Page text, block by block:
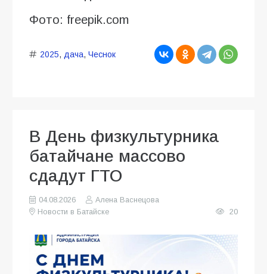
Фото: freepik.com
2025, дача, Чеснок
В День физкультурника
батайчане массово
сдадут ГТО
04.08.2026
Алена Васнецова
Новости в Батайске
20